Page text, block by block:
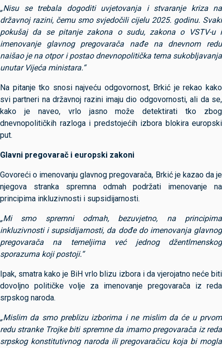
„Nisu se trebala dogoditi uvjetovanja i stvaranje kriza na
državnoj razini, čemu smo svjedočili cijelu 2025. godinu. Svaki
pokušaj da se pitanje zakona o sudu, zakona o VSTV-u i
imenovanje glavnog pregovarača nađe na dnevnom redu
naišao je na otpor i postao dnevnopolitička tema sukobljavanja
unutar Vijeća ministara.“
Na pitanje tko snosi najveću odgovornost, Brkić je rekao kako
svi partneri na državnoj razini imaju dio odgovornosti, ali da se,
kako je naveo, vrlo jasno može detektirati tko zbog
dnevnopolitičkih razloga i predstojećih izbora blokira europski
put.
Glavni pregovarač i europski zakoni
Govoreći o imenovanju glavnog pregovarača, Brkić je kazao da je
njegova stranka spremna odmah podržati imenovanje na
principima inkluzivnosti i supsidijarnosti.
„Mi smo spremni odmah, bezuvjetno, na principima
inkluzivnosti i supsidijarnosti, da dođe do imenovanja glavnog
pregovarača na temeljima već jednog džentlmenskog
sporazuma koji postoji.“
Ipak, smatra kako je BiH vrlo blizu izbora i da vjerojatno neće biti
dovoljno političke volje za imenovanje pregovarača iz reda
srpskog naroda.
„Mislim da smo preblizu izborima i ne mislim da će u prvom
redu stranke Trojke biti spremne da imamo pregovarača iz reda
srpskog konstitutivnog naroda ili pregovaračicu koja bi mogla